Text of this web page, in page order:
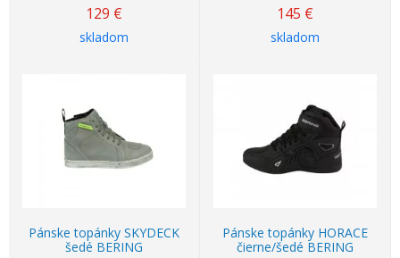
129 €
skladom
145 €
skladom
Pánske topánky SKYDECK
šedé BERING
Pánske topánky HORACE
čierne/šedé BERING